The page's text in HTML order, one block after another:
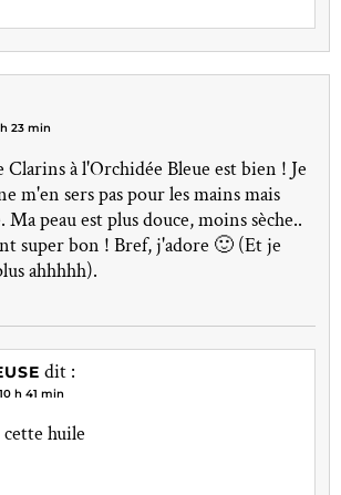
23 min
à l'Orchidée Bleue est bien ! Je
m'en sers pas pour les mains mais
peau est plus douce, moins sèche..
super bon ! Bref, j'adore 🙂 (Et je
ahhhhh).
dit :
h 41 min
cette huile